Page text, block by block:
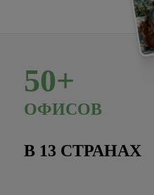
50+
ОФИСОВ
В 13 СТРАНАХ